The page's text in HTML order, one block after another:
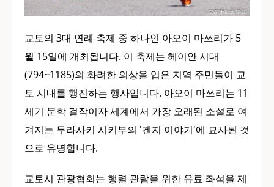
교토의 3대 연례 축제 중 하나인 아오이 마쓰리가 5
월 15일에 개최됩니다. 이 축제는 헤이안 시대
(794~1185)의 화려한 의상을 입은 지역 주민들이 교
토 시내를 행진하는 행사입니다. 아오이 마쓰리는 11
세기 문학 걸작이자 세계에서 가장 오래된 소설로 여
겨지는 무라사키 시키부의 '겐지 이야기'에 묘사된 것
으로 유명합니다.
교토시 관광협회는 행렬 관람을 위한 유료 좌석을 제